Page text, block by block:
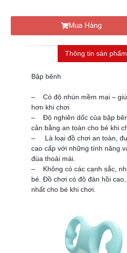
Mua Hàng
Thông tin sản phẩm
Bập bênh
– Có độ nhún mềm mại –
hơn khi chơi
– Độ nghiên dốc của bập
cân bằng an toàn cho bé khi
– Là loại đồ chơi an toàn,
cao cấp với những tính năng
đùa thoải mái.
– Không có các cạnh sắc,
bé. Đồ chơi có độ đàn hồi
nhất cho bé khi chơi.